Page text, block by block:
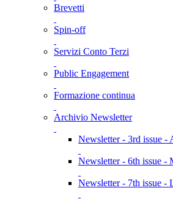
Brevetti
Spin-off
Servizi Conto Terzi
Public Engagement
Formazione continua
Archivio Newsletter
Newsletter - 3rd issue -
Newsletter - 6th issue -
Newsletter - 7th issue -